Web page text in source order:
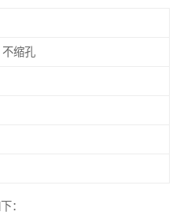
缩孔
：